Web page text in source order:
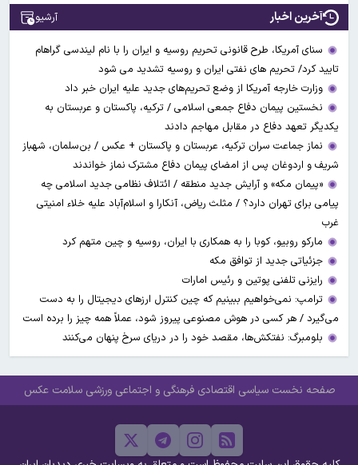
آخرین اخبار آرشیو
سنای آمریکا، طرح قانونی تحریم روسیه و ایران را با نام لیندسی گراهام
تایید کرد/ تحریم های نفتی ایران و روسیه تشدید می شود
وزارت خارجه آمریکا از وضع تحریم‌های جدید علیه ایران خبر داد
نخستین پیمان دفاع جمعی اسلامی / ترکیه، پاکستان و عربستان به
یکدیگر تعهد دفاع در مقابل مهاجم دادند
نماز جماعت سران ترکیه، عربستان و پاکستان + عکس / بن‌سلمان، شهباز
شریف و اردوغان پس از امضای پیمان دفاع مشترک نماز خواندند
«پیمان مکه» و آرایش جدید منطقه / ائتلاف نظامی جدید اسلامی چه
پیامی برای تهران دارد؟ / مثلث ریاض، آنکارا و اسلام‌آباد علیه خلاء امنیتی
غرب
مارکو روبیو، کوبا را به همکاری با ایران، روسیه و چین متهم کرد
جزئیاتی جدید از توافق مکه
رایزنی تلفنی پوتین و رئیس امارات
ترامپ: نمی‌خواهیم ببینیم که چین کنترل ارز‌های دیجیتال را به دست
می‌گیرد / هر کسی در هوش مصنوعی پیروز شود، عملاً همه چیز را برده است
بلومبرگ: نفتکش‌ها، مقصد خود را در دریای سرخ پنهان می‌کنند
صفحه نخست سیاسی اقتصادی فرهنگی و اجتماعی ورزشی سلامت عکس